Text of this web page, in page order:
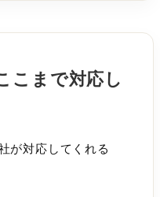
こまで対応し
が対応してくれる